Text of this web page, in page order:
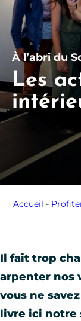
À l’abri du
Les
Accueil -
Il fait trop
arpenter nos
vous ne
livre ici notre